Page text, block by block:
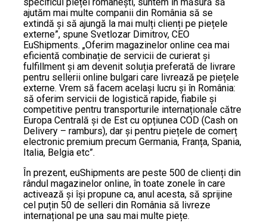
ajutăm mai multe companii din România să se
extindă și să ajungă la mai mulți clienți pe piețele
externe”, spune Svetlozar Dimitrov, CEO
EuShipments. „Oferim magazinelor online cea mai
eficientă combinație de servicii de curierat și
fulfillment și am devenit soluția preferată de livrare
pentru sellerii online bulgari care livrează pe piețele
externe. Vrem să facem același lucru și în România:
să oferim servicii de logistică rapide, fiabile și
competitive pentru transporturile internaționale către
Europa Centrală și de Est cu opțiunea COD (Cash on
Delivery – ramburs), dar și pentru piețele de comerț
electronic premium precum Germania, Franța, Spania,
Italia, Belgia etc”.
În prezent, euShipments are peste 500 de clienți din
rândul magazinelor online, în toate zonele în care
activează și își propune ca, anul acesta, să sprijine
cel puțin 50 de selleri din România să livreze
internațional pe una sau mai multe piețe.